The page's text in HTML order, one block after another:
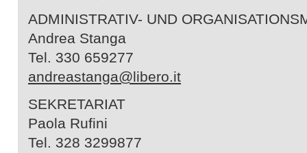
ADMINISTRATIV- UND
Andrea Stanga
Tel. 330 659277
andreastanga@libero.it
SEKRETARIAT
Paola Rufini
Tel. 328 3299877